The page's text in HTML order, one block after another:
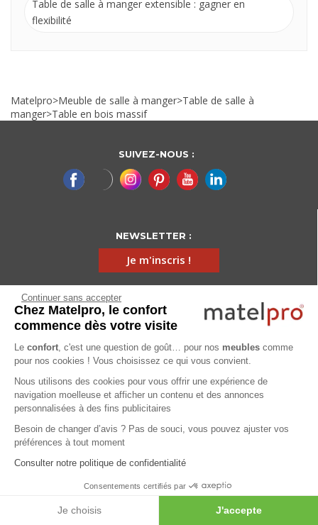
Table de salle à manger extensible : gagner en
flexibilité
Matelpro>Meuble de salle à manger>Table de salle à
manger>Table en bois massif
SUIVEZ-NOUS :
NEWSLETTER :
Je m'inscris !
Infos pratiques
Qui sommes-nous ? Nous contacter
On parle de nous
Nos références Nos catalogues PROS
Demande de devis gratuit
Mentions légales
Conditions générales de vente Protection de la vie privée
Gestion des cookies Utilisation de l'IA
Programme de fidélité Pack Sérénité
Cartes cadeaux
Codes promos Location de mobilier professionnel
Aide
Foire Aux Questions
Méthodes de livraison
Continuer sans accepter
Chez Matelpro, le confort
commence dès votre visite
Le confort, c'est une question de goût… pour nos meubles comme
pour nos cookies ! Vous choisissez ce qui vous convient.
Nous utilisons des cookies pour vous offrir une expérience de
navigation moelleuse et afficher un contenu et des annonces
personnalisées à des fins publicitaires
Besoin de changer d’avis ? Pas de souci, vous pouvez ajuster vos
préférences à tout moment
Consulter notre politique de confidentialité
Consentements certifiés par
Je choisis J'accepte